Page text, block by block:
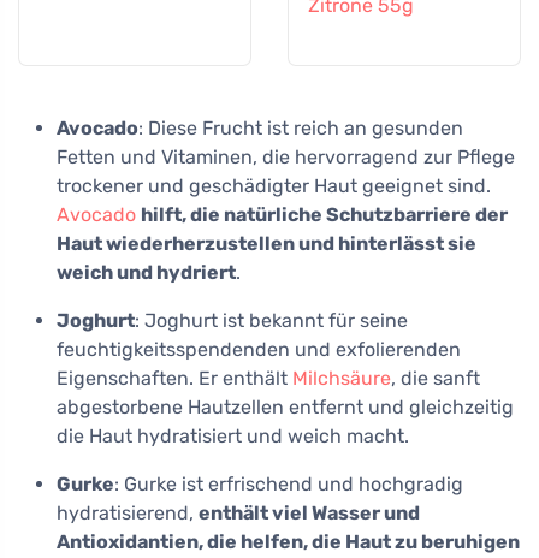
Zitrone 55g
Avocado: Diese Frucht ist reich an gesunden
Fetten und Vitaminen, die hervorragend zur Pflege
trockener und geschädigter Haut geeignet sind.
Avocado hilft, die natürliche Schutzbarriere der
Haut wiederherzustellen und hinterlässt sie
weich und hydriert.
Joghurt: Joghurt ist bekannt für seine
feuchtigkeitsspendenden und exfolierenden
Eigenschaften. Er enthält Milchsäure, die sanft
abgestorbene Hautzellen entfernt und gleichzeitig
die Haut hydratisiert und weich macht.
Gurke: Gurke ist erfrischend und hochgradig
hydratisierend, enthält viel Wasser und
Antioxidantien, die helfen, die Haut zu beruhigen